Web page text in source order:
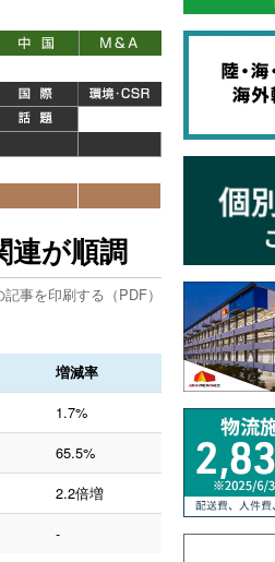
連が順調
記事を印刷する（PDF）
増減率
1.7%
65.5%
2.2倍増
-